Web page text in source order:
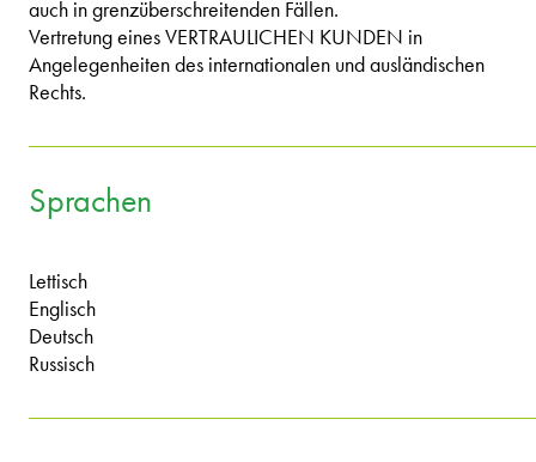
auch in grenzüberschreitenden Fällen.
Vertretung eines VERTRAULICHEN KUNDEN in
Angelegenheiten des internationalen und ausländischen
Rechts.
Sprachen
Lettisch
Englisch
Deutsch
Russisch